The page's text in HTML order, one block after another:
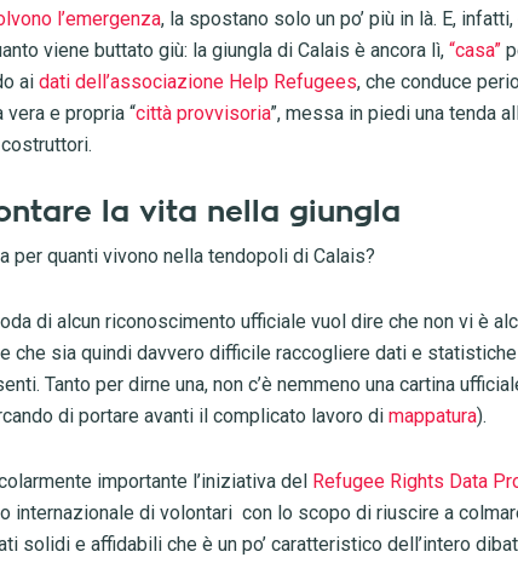
l’emergenza, la spostano solo un po’ più in là. E,
viene buttato giù: la giungla di Calais è ancora lì, “casa”
ai dati dell’associazione Help Refugees, che conduce
vera e propria “città provvisoria”, messa in piedi una tenda
la vita nella giungla
per quanti vivono nella tendopoli di Calais?
di alcun riconoscimento ufficiale vuol dire che non vi è
che sia quindi davvero difficile raccogliere dati e
Tanto per dirne una, non c’è nemmeno una cartina
di portare avanti il complicato lavoro di mappatura).
importante l’iniziativa del Refugee Rights Data
internazionale di volontari con lo scopo di riuscire a
solidi e affidabili che è un po’ caratteristico dell’intero